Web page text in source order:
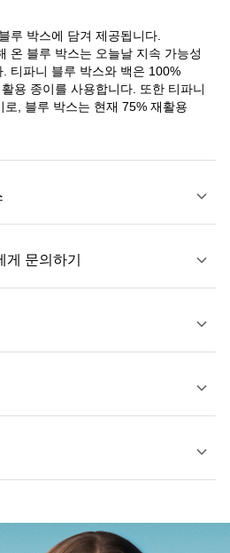
루 박스에 담겨 제공됩니다.
온 블루 박스는 오늘날 지속 가능성
티파니 블루 박스와 백은 100%
용 종이를 사용합니다. 또한 티파니
, 블루 박스는 현재 75% 재활용
게 문의하기